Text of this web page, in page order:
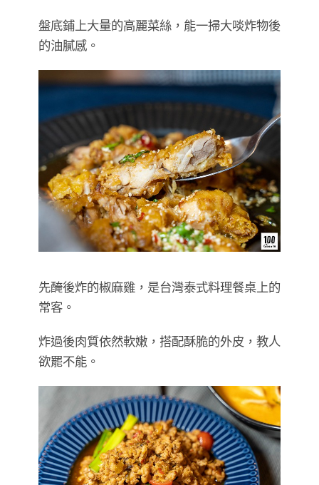
盤底鋪上大量的高麗菜絲，能一掃大啖炸物後
的油膩感。
先醃後炸的椒麻雞，是台灣泰式料理餐桌上的
常客。
炸過後肉質依然軟嫩，搭配酥脆的外皮，教人
欲罷不能。